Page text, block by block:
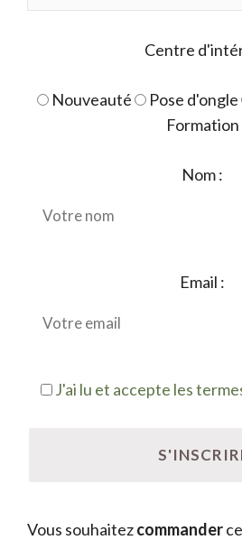
Centre
Nouveauté Pose d'ongle
Formation
Nom :
Email :
J'ai lu et accepte les
Vous souhaitezcommanderce